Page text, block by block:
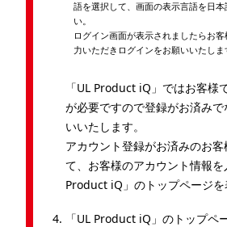
語を選択して、画面の表示言語を日
い。
ログイン画面が表示されましたらお
力いただきログインをお願いいたしま
「UL Product iQ」ではお客様
が必要ですので登録がお済み
いいたします。
アカウント登録がお済みのお
て、お客様のアカウント情報
Product iQ」のトップページを
「UL Product iQ」のトップペ